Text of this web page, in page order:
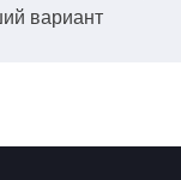
вариант